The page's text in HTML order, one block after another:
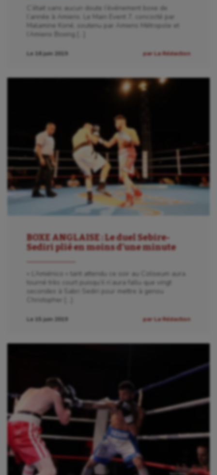
C’était sans aucun doute l’événement boxe de
l’année à Amiens. Le Main Event 7, concocté par
Malamine Koné, soutenu par Amiens Métropole et
l’Amiens Boxing […]
Le 16 juin 2019 par La Rédaction
BOXE ANGLAISE : Le duel Sebire-
Sediri plié en moins d’une minute
« L’Amiénico » tant attendu ce soir au Coliseum aura
tourné très court puisqu’il n’aura fallu que vingt
secondes à Sabri Sediri pour mettre à genou
Christopher […]
Le 15 juin 2019 par La Rédaction